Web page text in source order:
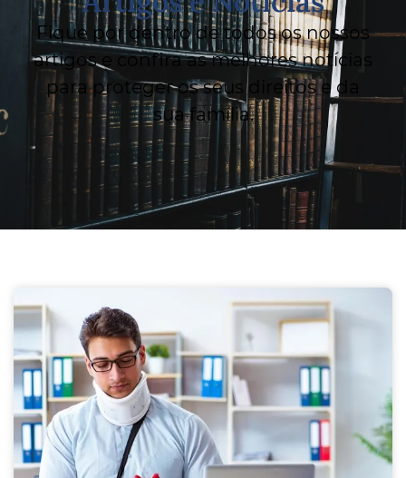
Fique por dentro de todos os nossos
artigos e confira as melhores notícias
para proteger os seus direitos e da
sua família.